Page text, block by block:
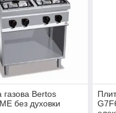
газова Bertos
без духовки